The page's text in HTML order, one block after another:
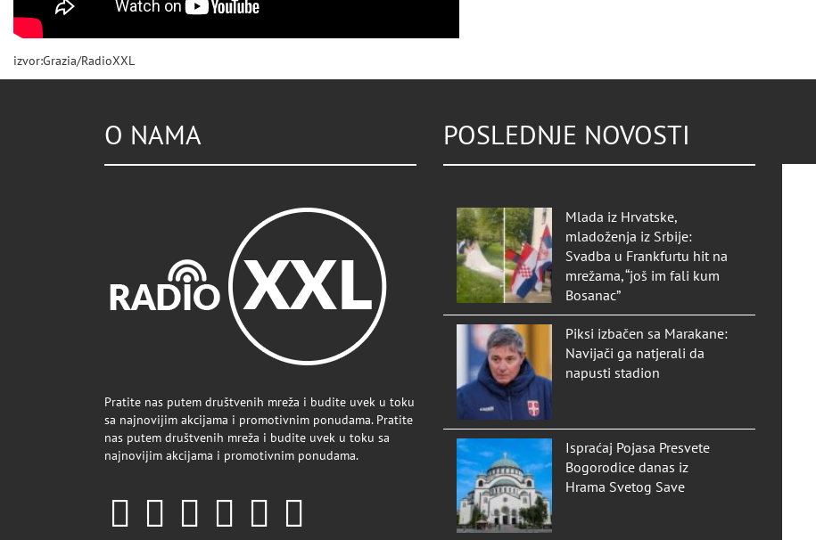
izvor:Grazia/RadioXXL
O NAMA
Pratite nas putem društvenih mreža i budite uvek u toku
sa najnovijim akcijama i promotivnim ponudama. Pratite
nas putem društvenih mreža i budite uvek u toku sa
najnovijim akcijama i promotivnim ponudama.
POSLEDNJE NOVOSTI
Mlada iz Hrvatske,
mladoženja iz Srbije:
Svadba u Frankfurtu hit na
mrežama, “još im fali kum
Bosanac”
Piksi izbačen sa Marakane:
Navijači ga natjerali da
napusti stadion
Ispraćaj Pojasa Presvete
Bogorodice danas iz
Hrama Svetog Save